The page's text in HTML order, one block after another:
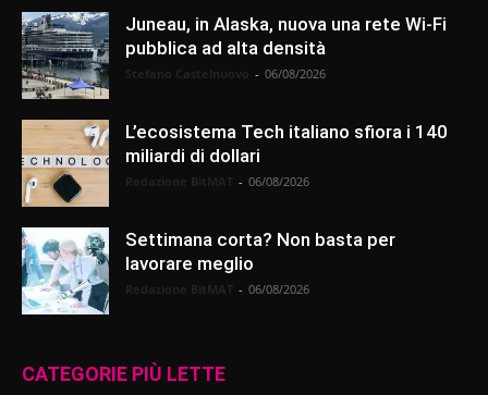
Juneau, in Alaska, nuova una rete Wi-Fi
pubblica ad alta densità
- 06/08/2026
L’ecosistema Tech italiano sfiora i 140
miliardi di dollari
- 06/08/2026
Settimana corta? Non basta per
lavorare meglio
- 06/08/2026
CATEGORIE PIÙ LETTE